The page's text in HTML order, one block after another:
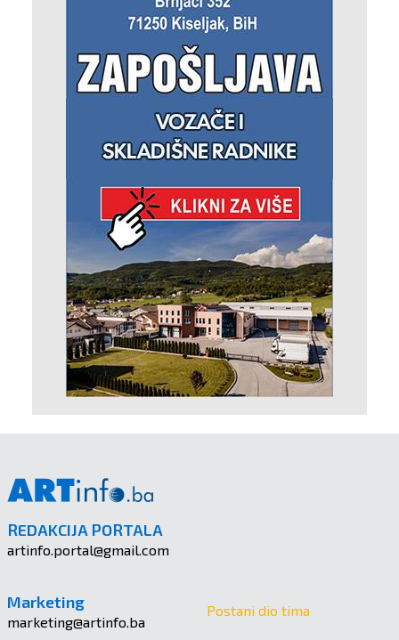
REDAKCIJA PORTALA
artinfo.portal@gmail.com
Marketing
marketing@artinfo.ba
Postani dio tima